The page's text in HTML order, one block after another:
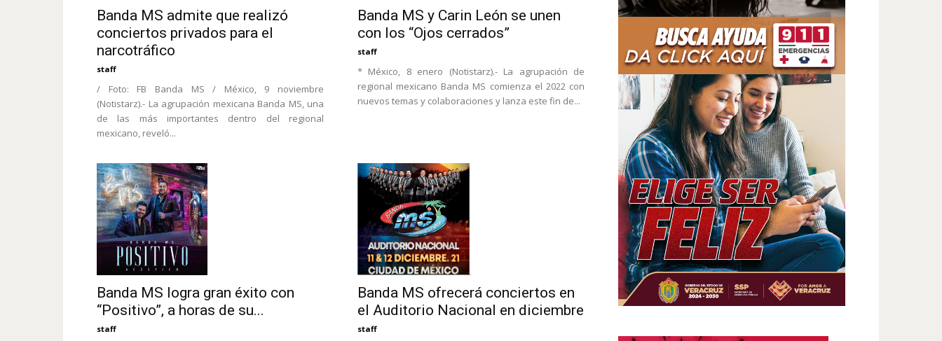
Banda MS admite que realizó
conciertos privados para el
narcotráfico
staff
/ Foto: FB Banda MS / México, 9 noviembre
(Notistarz).- La agrupación mexicana Banda MS, una
de las más importantes dentro del regional
mexicano, reveló...
Banda MS y Carin León se unen
con los “Ojos cerrados”
staff
* México, 8 enero (Notistarz).- La agrupación de
regional mexicano Banda MS comienza el 2022 con
nuevos temas y colaboraciones y lanza este fin de...
Banda MS logra gran éxito con
“Positivo”, a horas de su...
staff
Banda MS ofrecerá conciertos en
el Auditorio Nacional en diciembre
staff